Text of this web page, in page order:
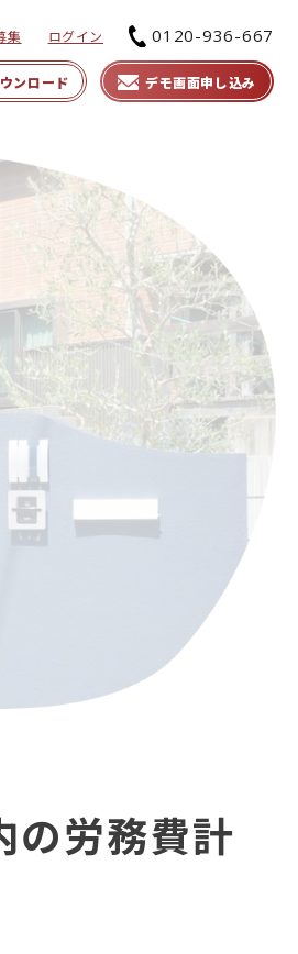
集 ログイン 0120-936-667
ンロード デモ画面申し込み
の労務費計